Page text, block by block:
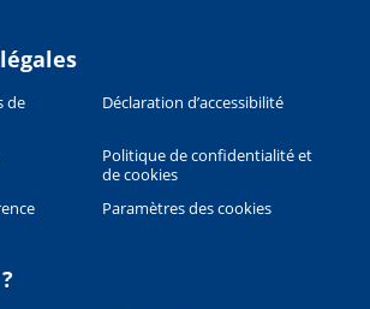
de
Déclaration d’accessibilité
Politique de confidentialité et
de cookies
Paramètres des cookies